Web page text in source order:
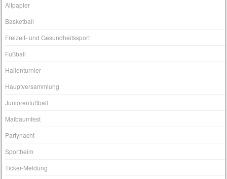
Altpapier
Basketball
Freizeit- und Gesundheitssport
Fußball
Hallenturnier
Hauptversammlung
Juniorenfußball
Maibaumfest
Partynacht
Sportheim
Ticker-Meldung